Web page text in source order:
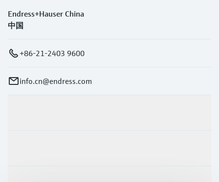
Endress+Hauser China
中国
+86-21-2403 9600
info.cn@endress.com